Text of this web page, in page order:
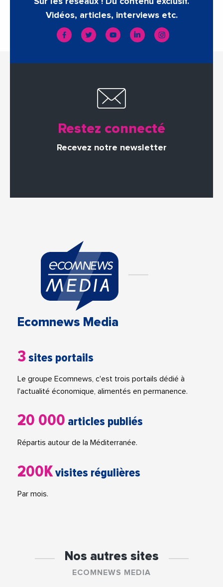
Vidéos, articles, interviews etc.
Restez connecté
Recevez notre newsletter
Ecomnews Media
3 sites portails
Le groupe Ecomnews, c'est trois portails dédié à
l'actualité économique, alimentés en permanence.
20 000 articles publiés
Répartis autour de la Méditerranée.
200Kvisites régulières
Par mois.
Nos autres sites
ECOMNEWS MEDIA